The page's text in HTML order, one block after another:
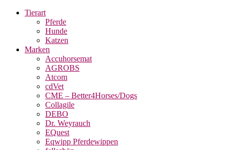
Tierart
Pferde
Hunde
Katzen
Marken
Accuhorsemat
AGROBS
Atcom
cdVet
CME – Better4Horses/Dogs
Collagile
DEBO
Dr. Weyrauch
EQuest
Eqwipp Pferdewippen